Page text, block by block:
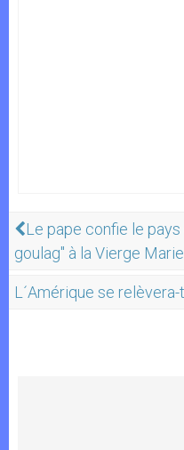
Le pape confie le
goulag" à la Vierge Marie
L´Amérique se